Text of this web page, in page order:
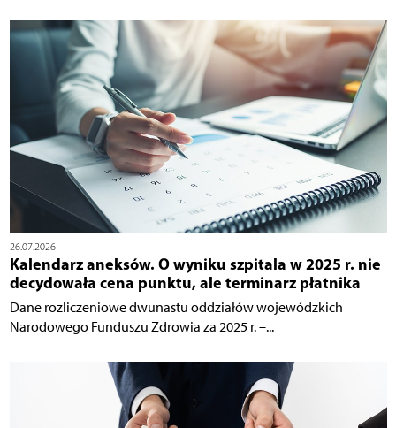
26.07.2026
Kalendarz aneksów. O wyniku szpitala w 2025 r. nie
decydowała cena punktu, ale terminarz płatnika
Dane rozliczeniowe dwunastu oddziałów wojewódzkich
Narodowego Funduszu Zdrowia za 2025 r. –...